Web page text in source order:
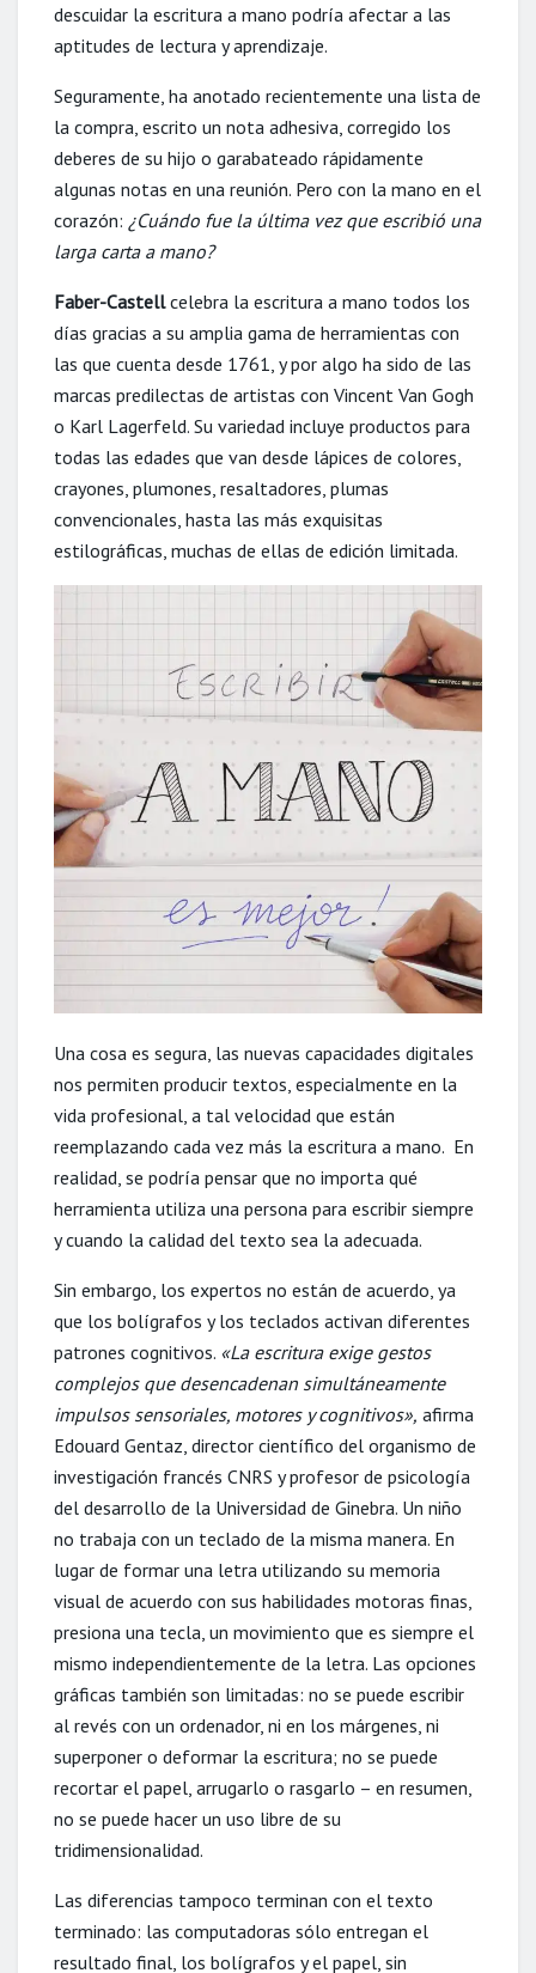
descuidar la escritura a mano podría afectar a las
aptitudes de lectura y aprendizaje.
Seguramente, ha anotado recientemente una lista de
la compra, escrito un nota adhesiva, corregido los
deberes de su hijo o garabateado rápidamente
algunas notas en una reunión. Pero con la mano en el
corazón: ¿Cuándo fue la última vez que escribió una
larga carta a mano?
Faber-Castellcelebra la escritura a mano todos los
días gracias a su amplia gama de herramientas con
las que cuenta desde 1761, y por algo ha sido de las
marcas predilectas de artistas con Vincent Van Gogh
o Karl Lagerfeld. Su variedad incluye productos para
todas las edades que van desde lápices de colores,
crayones, plumones, resaltadores, plumas
convencionales, hasta las más exquisitas
estilográficas, muchas de ellas de edición limitada.
Una cosa es segura, las nuevas capacidades digitales
nos permiten producir textos, especialmente en la
vida profesional, a tal velocidad que están
reemplazando cada vez más la escritura a mano. En
realidad, se podría pensar que no importa qué
herramienta utiliza una persona para escribir siempre
y cuando la calidad del texto sea la adecuada.
Sin embargo, los expertos no están de acuerdo, ya
que los bolígrafos y los teclados activan diferentes
patrones cognitivos. «La escritura exige gestos
complejos que desencadenan simultáneamente
impulsos sensoriales, motores y cognitivos», afirma
Edouard Gentaz, director científico del organismo de
investigación francés CNRS y profesor de psicología
del desarrollo de la Universidad de Ginebra. Un niño
no trabaja con un teclado de la misma manera. En
lugar de formar una letra utilizando su memoria
visual de acuerdo con sus habilidades motoras finas,
presiona una tecla, un movimiento que es siempre el
mismo independientemente de la letra. Las opciones
gráficas también son limitadas: no se puede escribir
al revés con un ordenador, ni en los márgenes, ni
superponer o deformar la escritura; no se puede
recortar el papel, arrugarlo o rasgarlo – en resumen,
no se puede hacer un uso libre de su
tridimensionalidad.
Las diferencias tampoco terminan con el texto
terminado: las computadoras sólo entregan el
resultado final, los bolígrafos y el papel, sin